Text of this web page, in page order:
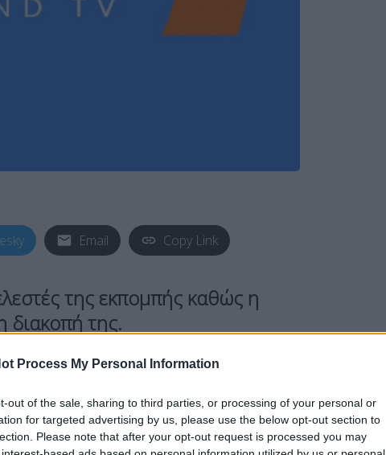
Process My Personal Information
out of the sale, sharing to third parties, or processing of your personal or
for targeted advertising by us, please use the below opt-out section to
Please note that after your opt-out request is processed you may
Email Copy Link
της εκπομπής καθώς η
διακοπή της.
σταθμό της Παιανίας πριν το